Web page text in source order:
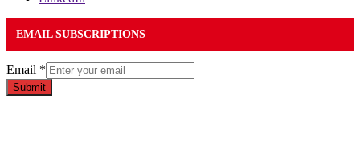
EMAIL SUBSCRIPTIONS
Email *
Submit